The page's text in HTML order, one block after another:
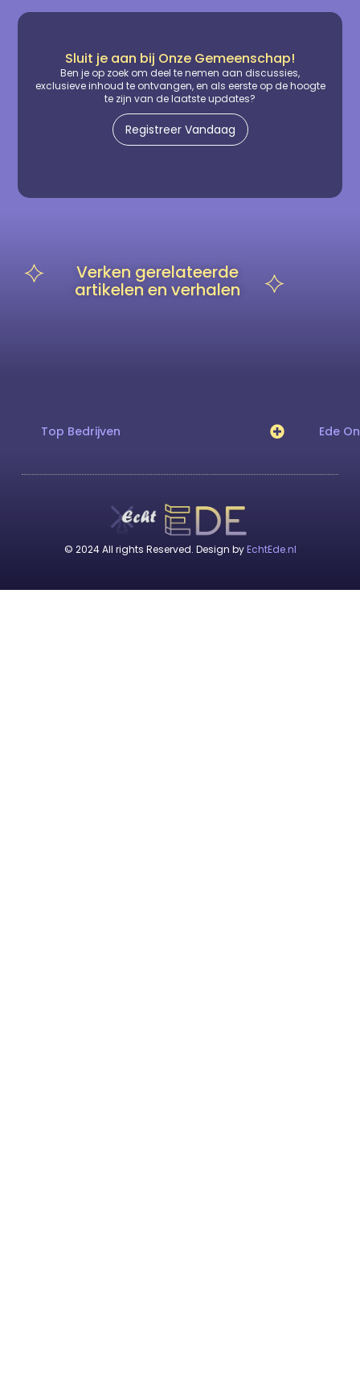
Sluit je aan bij Onze Gemeenschap!
Ben je op zoek om deel te nemen aan discussies,
exclusieve inhoud te ontvangen, en als eerste op de hoogte
te zijn van de laatste updates?
Registreer Vandaag
Verken gerelateerde
artikelen en verhalen
Top Bedrijven Ede
© 2024 All rights Reserved. Design byEchtEde.nl